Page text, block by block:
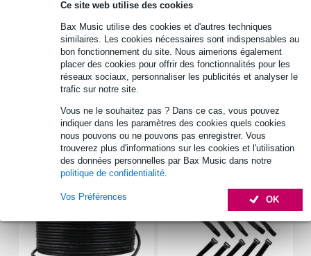
Ce site web utilise des cookies
Bax Music utilise des cookies et d'autres techniques
similaires. Les cookies nécessaires sont indispensables au
bon fonctionnement du site. Nous aimerions également
placer des cookies pour offrir des fonctionnalités pour les
réseaux sociaux, personnaliser les publicités et analyser le
trafic sur notre site.
Vous ne le souhaitez pas ? Dans ce cas, vous pouvez
indiquer dans les paramètres des cookies quels cookies
nous pouvons ou ne pouvons pas enregistrer. Vous
trouverez plus d'informations sur les cookies et l'utilisation
des données personnelles par Bax Music dans notre
politique de confidentialité.
OK
Vos Préférences
Informations
dimensions par enceinte : 9 x 15 cm (4" x 6")
connexions : 4,8 x 0,8 mm (+) / 2,8 x 0,8 mm (-)
puissance continue : 15 W
Afficher toutes les caractéristiques du produit
Accessoires (7)